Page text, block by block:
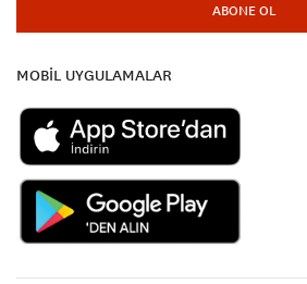
ABONE OL
MOBİL UYGULAMALAR